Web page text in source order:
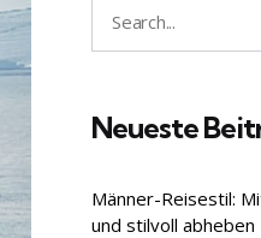
Search
for:
Neueste
Männer-Reisestil:
und stilvoll abheben